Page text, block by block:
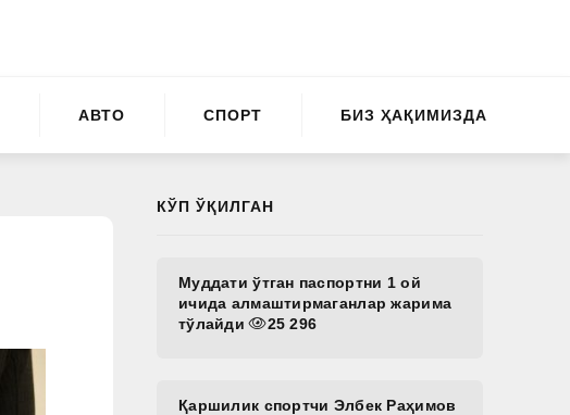
АВТО СПОРТ БИЗ ҲАҚИМИЗДА
КЎП ЎҚИЛГАН
Муддати ўтган паспортни 1 ой
ичида алмаштирмаганлар жарима
тўлайди
25 296
Қаршилик спортчи Элбек Раҳимов